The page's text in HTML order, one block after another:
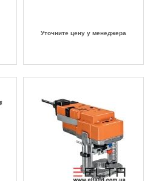
Уточните цену у менеджера